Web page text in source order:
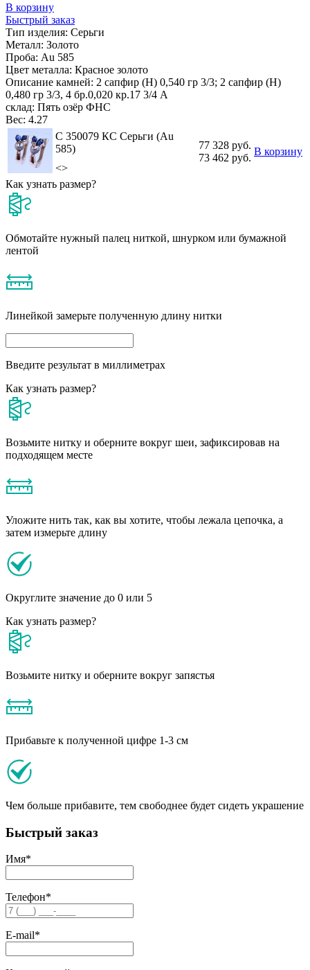
В корзину
Быстрый заказ
Тип изделия: Серьги
Металл: Золото
Проба: Au 585
Цвет металла: Красное золото
Описание камней: 2 сапфир (Н) 0,540 гр 3/3; 2 сапфир (Н)
0,480 гр 3/3, 4 бр.0,020 кр.17 3/4 А
склад: Пять озёр ФНС
Вес: 4.27
С 350079 КС Серьги (Au
585)
77 328 руб.
73 462 руб.
В корзину
<>
Как узнать размер?
Обмотайте нужный палец ниткой, шнурком или бумажной
лентой
Линейкой замерьте полученную длину нитки
Введите результат в миллиметрах
Как узнать размер?
Возьмите нитку и оберните вокруг шеи, зафиксировав на
подходящем месте
Уложите нить так, как вы хотите, чтобы лежала цепочка, а
затем измерьте длину
Округлите значение до 0 или 5
Как узнать размер?
Возьмите нитку и оберните вокруг запястья
Прибавьте к полученной цифре 1-3 см
Чем больше прибавите, тем свободнее будет сидеть украшение
Быстрый заказ
Имя*
Телефон*
E-mail*